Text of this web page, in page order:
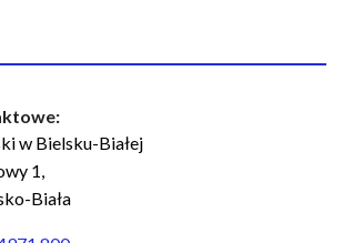
w Bielsku-Białej
1,
Biała